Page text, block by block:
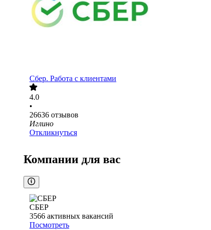
Сбер. Работа с клиентами
4.0
•
26636 отзывов
Иглино
Откликнуться
Компании для вас
СБЕР
3566 активных вакансий
Посмотреть